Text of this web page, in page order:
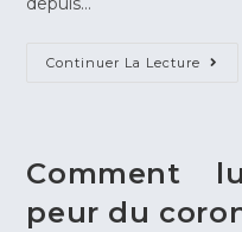
Continuer La Lecture
Comment
peur du